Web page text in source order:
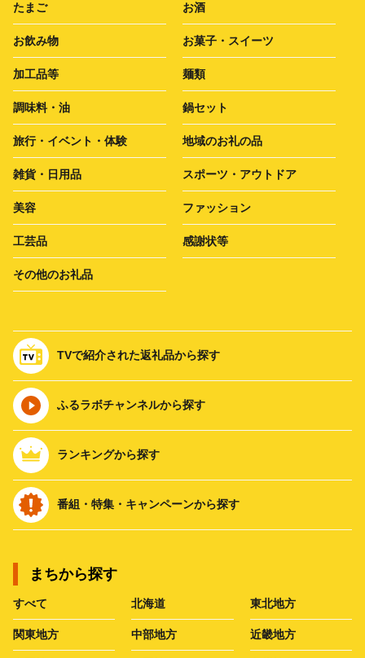
たまご お酒
お飲み物 お菓子・スイーツ
加工品等 麺類
調味料・油 鍋セット
旅行・イベント・体験 地域のお礼の品
雑貨・日用品 スポーツ・アウトドア
美容 ファッション
工芸品 感謝状等
その他のお礼品
TVで紹介された返礼品から探す
ふるラボチャンネルから探す
ランキングから探す
番組・特集・キャンペーンから探す
まちから探す
すべて 北海道 東北地方
関東地方 中部地方 近畿地方